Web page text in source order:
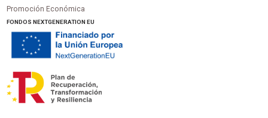
Promoción Económica
FONDOS NEXTGENERATION EU